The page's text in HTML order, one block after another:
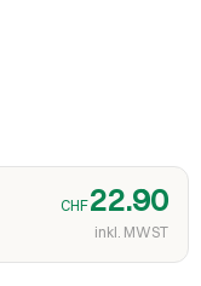
CHF22.90
inkl. MWST